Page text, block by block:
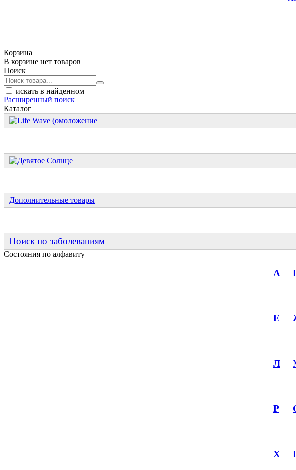
Корзина
В корзине нет товаров
Поиск
искать в найденном
Расширенный поиск
Каталог
Дополнительные товары
Поиск по заболеваниям
Состояния по алфавиту
А
Е
Л
Р
Х